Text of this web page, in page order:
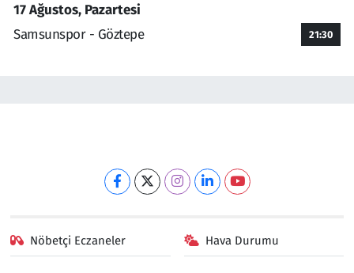
17 Ağustos, Pazartesi
Samsunspor - Göztepe
21:30
Nöbetçi Eczaneler Hava Durumu